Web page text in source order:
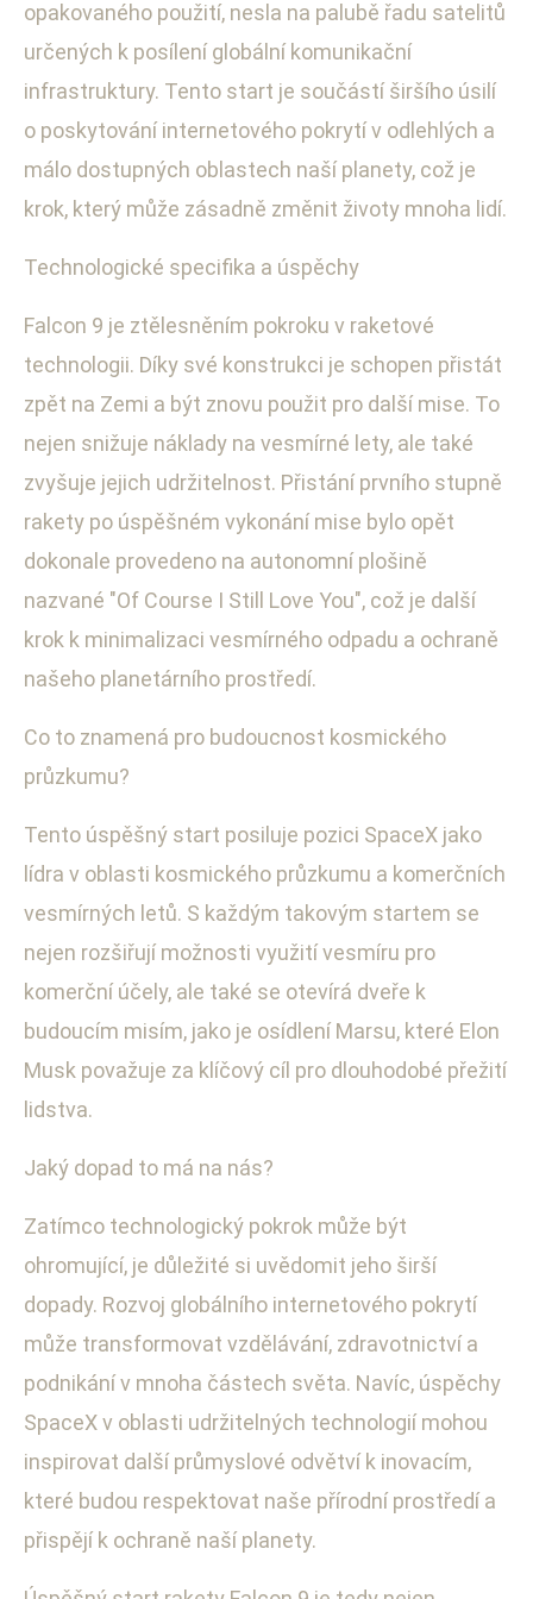
opakovaného použití, nesla na palubě řadu satelitů
určených k posílení globální komunikační
infrastruktury. Tento start je součástí širšího úsilí
o poskytování internetového pokrytí v odlehlých a
málo dostupných oblastech naší planety, což je
krok, který může zásadně změnit životy mnoha lidí.
Technologické specifika a úspěchy
Falcon 9 je ztělesněním pokroku v raketové
technologii. Díky své konstrukci je schopen přistát
zpět na Zemi a být znovu použit pro další mise. To
nejen snižuje náklady na vesmírné lety, ale také
zvyšuje jejich udržitelnost. Přistání prvního stupně
rakety po úspěšném vykonání mise bylo opět
dokonale provedeno na autonomní plošině
nazvané "Of Course I Still Love You", což je další
krok k minimalizaci vesmírného odpadu a ochraně
našeho planetárního prostředí.
Co to znamená pro budoucnost kosmického
průzkumu?
Tento úspěšný start posiluje pozici SpaceX jako
lídra v oblasti kosmického průzkumu a komerčních
vesmírných letů. S každým takovým startem se
nejen rozšiřují možnosti využití vesmíru pro
komerční účely, ale také se otevírá dveře k
budoucím misím, jako je osídlení Marsu, které Elon
Musk považuje za klíčový cíl pro dlouhodobé přežití
lidstva.
Jaký dopad to má na nás?
Zatímco technologický pokrok může být
ohromující, je důležité si uvědomit jeho širší
dopady. Rozvoj globálního internetového pokrytí
může transformovat vzdělávání, zdravotnictví a
podnikání v mnoha částech světa. Navíc, úspěchy
SpaceX v oblasti udržitelných technologií mohou
inspirovat další průmyslové odvětví k inovacím,
které budou respektovat naše přírodní prostředí a
přispějí k ochraně naší planety.